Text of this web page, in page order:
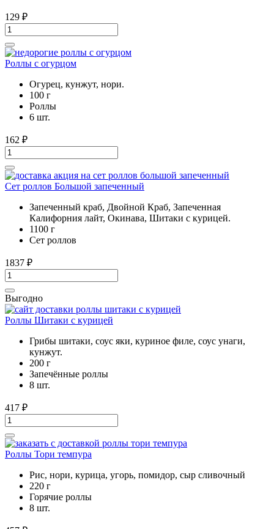
129 ₽
Роллы с огурцом
Огурец, кунжут, нори.
100 г
Роллы
6 шт.
162 ₽
Сет роллов Большой запеченный
Запеченный краб, Двойной Краб, Запеченная
Калифорния лайт, Окинава, Шитаки с курицей.
1100 г
Сет роллов
1837 ₽
Выгодно
Роллы Шитаки с курицей
Грибы шитаки, соус яки, куриное филе, соус унаги,
кунжут.
200 г
Запечённые роллы
8 шт.
417 ₽
Роллы Тори темпура
Рис, нори, курица, угорь, помидор, сыр сливочный
220 г
Горячие роллы
8 шт.